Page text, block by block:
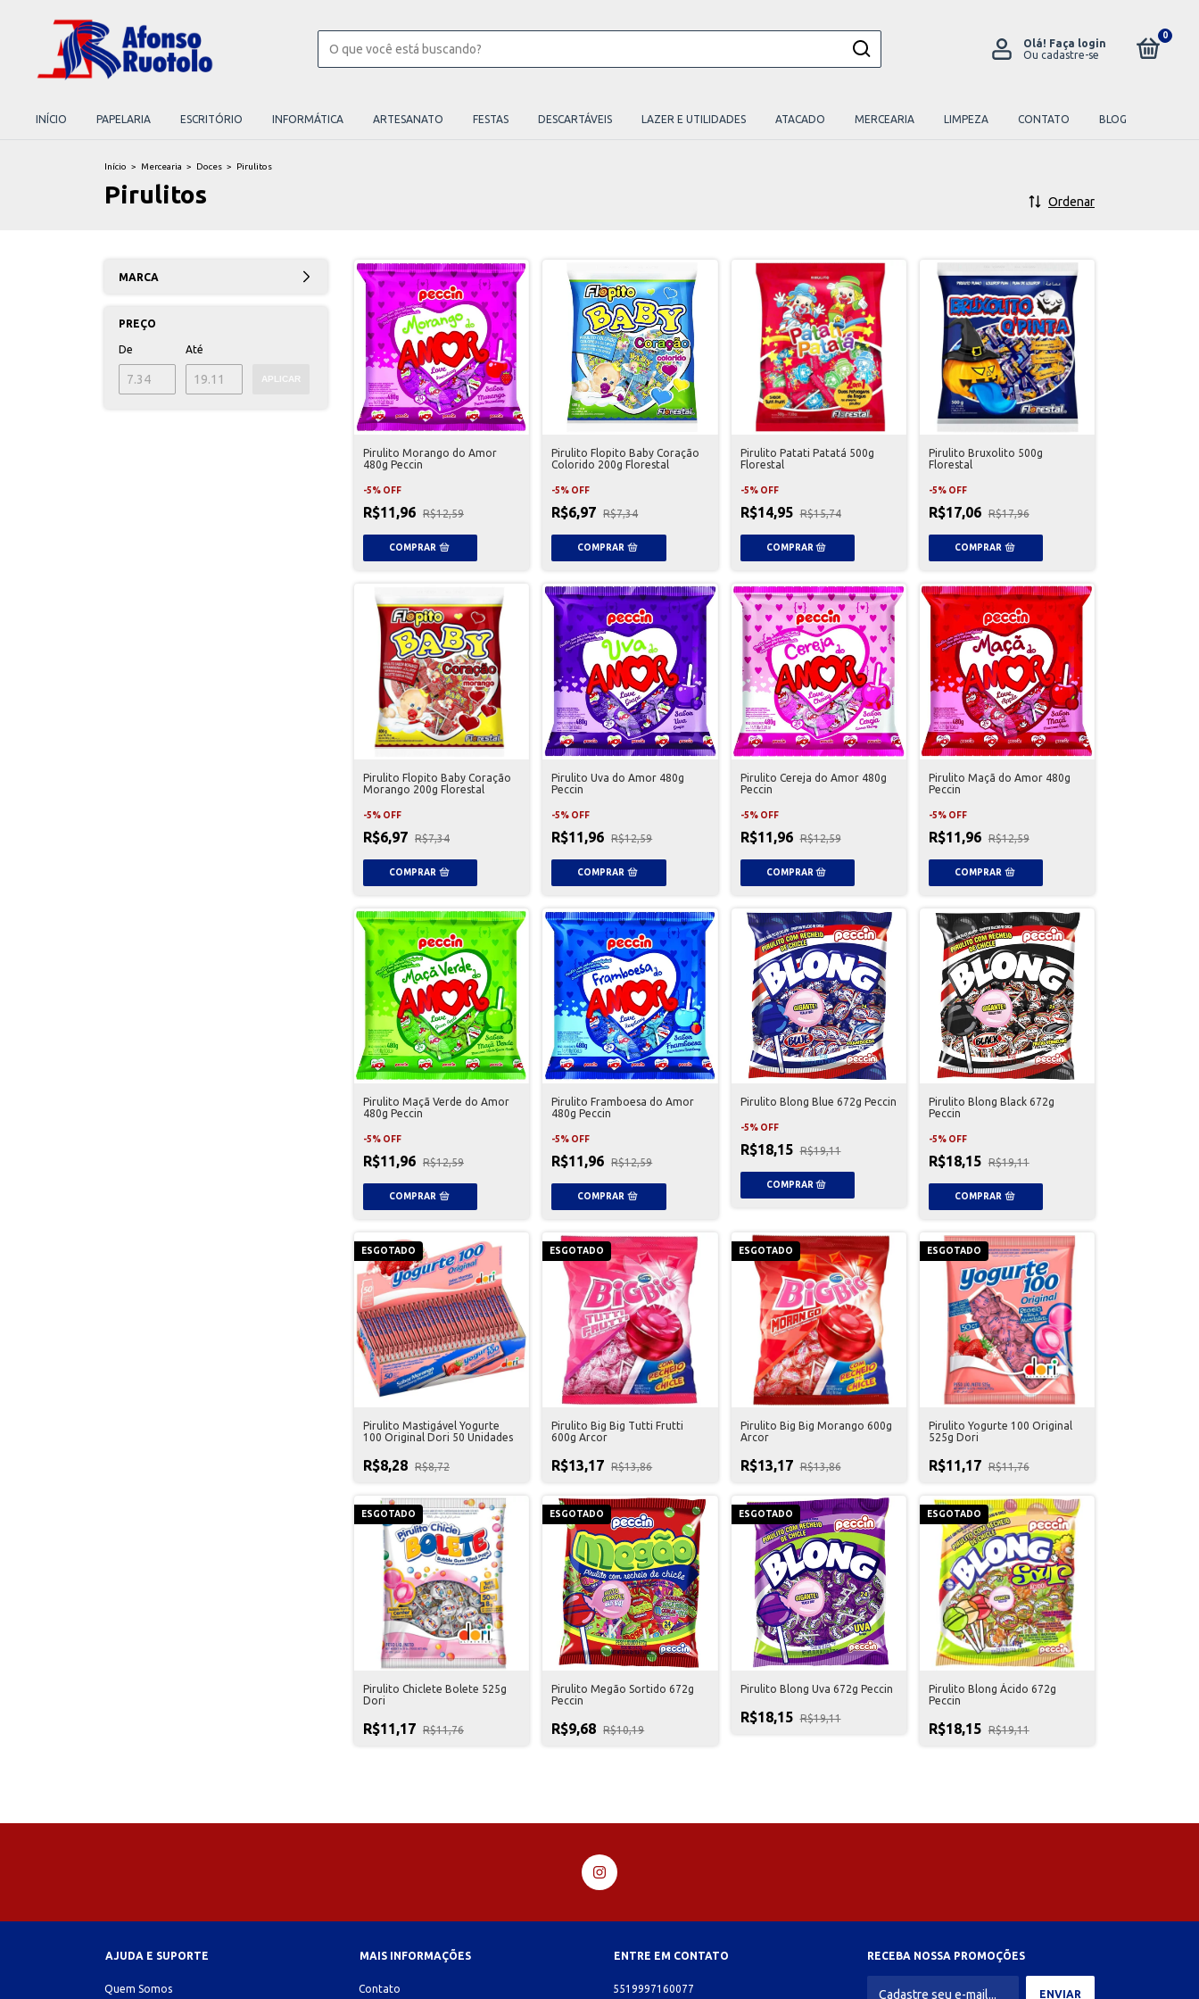
Olá! Faça login
Ou cadastre-se
0
INÍCIO PAPELARIA ESCRITÓRIO INFORMÁTICA ARTESANATO FESTAS DESCARTÁVEIS LAZER E UTILIDADES ATACADO MERCEARIA LIMPEZA CONTATO BLOG
Início > Mercearia > Doces > Pirulitos
Pirulitos Ordenar
MARCA
PREÇO
De Até
APLICAR
Pirulito Morango do Amor
480g Peccin
-5% OFF
R$11,96 R$12,59
Pirulito Flopito Baby Coração
Colorido 200g Florestal
-5% OFF
R$6,97 R$7,34
Pirulito Patati Patatá 500g
Florestal
-5% OFF
R$14,95 R$15,74
Pirulito Bruxolito 500g
Florestal
-5% OFF
R$17,06 R$17,96
Pirulito Flopito Baby Coração
Morango 200g Florestal
-5% OFF
R$6,97 R$7,34
Pirulito Uva do Amor 480g
Peccin
-5% OFF
R$11,96 R$12,59
Pirulito Cereja do Amor 480g
Peccin
-5% OFF
R$11,96 R$12,59
Pirulito Maçã do Amor 480g
Peccin
-5% OFF
R$11,96 R$12,59
Pirulito Maçã Verde do Amor
480g Peccin
-5% OFF
R$11,96 R$12,59
Pirulito Framboesa do Amor
480g Peccin
-5% OFF
R$11,96 R$12,59
Pirulito Blong Blue 672g Peccin
-5% OFF
R$18,15 R$19,11
Pirulito Blong Black 672g
Peccin
-5% OFF
R$18,15 R$19,11
ESGOTADO
Pirulito Mastigável Yogurte
100 Original Dori 50 Unidades
R$8,28 R$8,72
ESGOTADO
Pirulito Big Big Tutti Frutti
600g Arcor
R$13,17 R$13,86
ESGOTADO
Pirulito Big Big Morango 600g
Arcor
R$13,17 R$13,86
ESGOTADO
Pirulito Yogurte 100 Original
525g Dori
R$11,17 R$11,76
ESGOTADO
Pirulito Chiclete Bolete 525g
Dori
R$11,17 R$11,76
ESGOTADO
Pirulito Megão Sortido 672g
Peccin
R$9,68 R$10,19
ESGOTADO
Pirulito Blong Uva 672g Peccin
R$18,15 R$19,11
ESGOTADO
Pirulito Blong Ácido 672g
Peccin
R$18,15 R$19,11
AJUDA E SUPORTE
Quem Somos
MAIS INFORMAÇÕES
Contato
ENTRE EM CONTATO
5519997160077
RECEBA NOSSA PROMOÇÕES